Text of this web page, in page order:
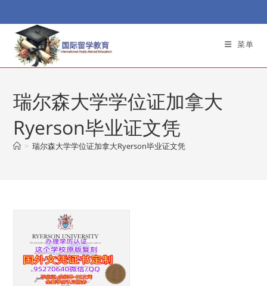
to
content
菜单
瑞尔森大学学位证加拿大
Ryerson毕业证文凭
> 瑞尔森大学学位证加拿大Ryerson毕业证文凭